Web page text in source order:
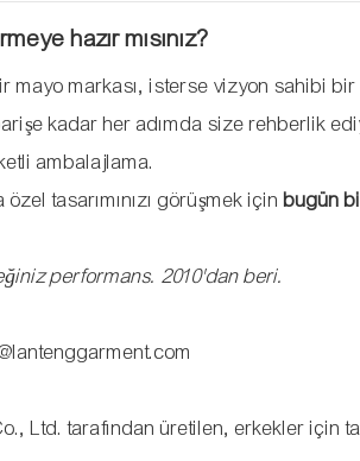
hazır mısınız?
mayo markası, isterse vizyon sahibi
kadar her adımda size rehberlik
ambalajlama.
tasarımınızı görüşmek içinbugün
performans. 2010'dan beri.